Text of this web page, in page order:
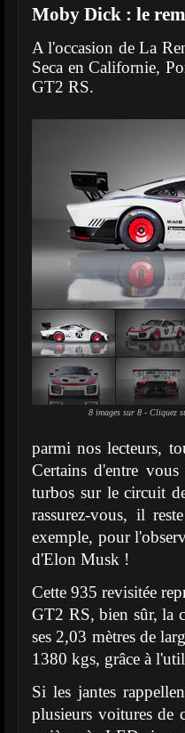
Moby Dick : le
A l'occasion de La
Seca en Californie,
GT2 RS.
8 images sur 8 - Cliquez
parmi nos lecteurs,
Certains d'entre
turbos sur le circuit
rassurez-vous, il
exemple, pour
d'Elon Musk !
Cette 935 revisitée
GT2 RS, bien sûr, la
ses 2,03 mètres de
1380 kgs, grâce à
Si les jantes
plusieurs voitures de